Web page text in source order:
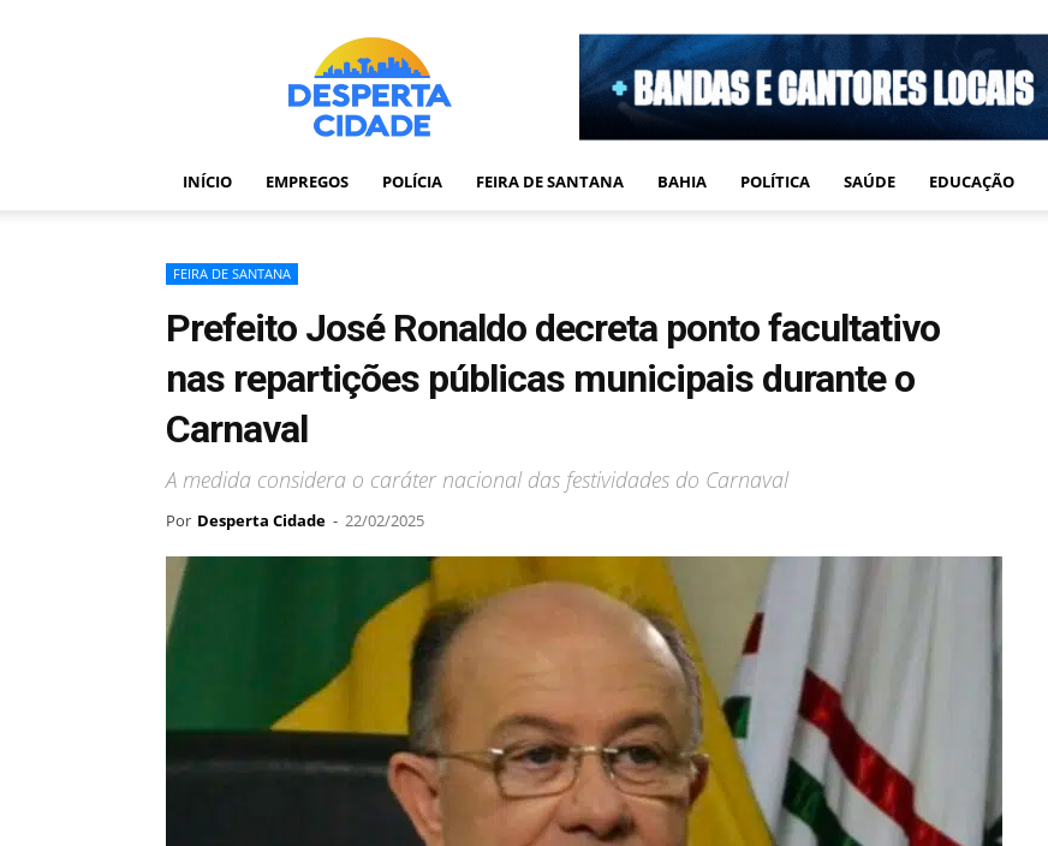
Desperta
Cidade
–
Portal
notícias
Bahia
INÍCIO EMPREGOS POLÍCIA FEIRA DE SANTANA BAHIA POLÍTICA SAÚDE EDUCAÇÃO
FEIRA DE SANTANA
Prefeito José Ronaldo decreta ponto facultativo
nas repartições públicas municipais durante o
Carnaval
A medida considera o caráter nacional das festividades do Carnaval
Por Desperta Cidade - 22/02/2025